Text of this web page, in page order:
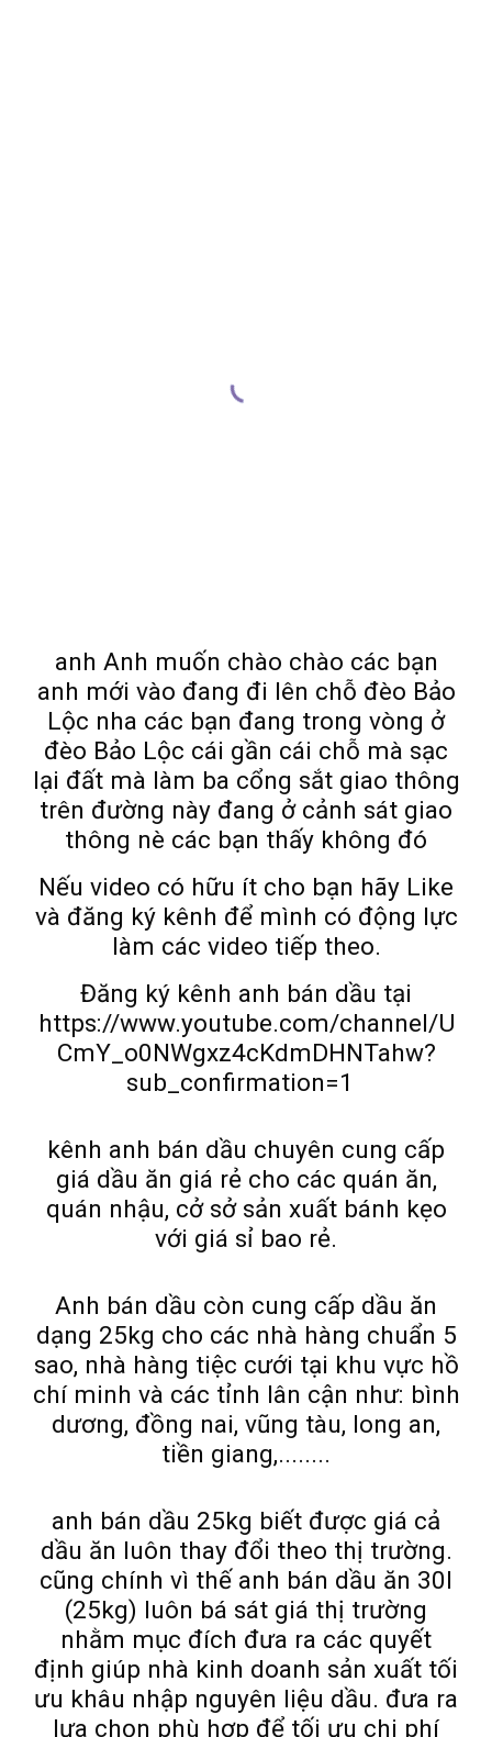
anh Anh muốn chào chào các bạn
anh mới vào đang đi lên chỗ đèo Bảo
Lộc nha các bạn đang trong vòng ở
đèo Bảo Lộc cái gần cái chỗ mà sạc
lại đất mà làm ba cổng sắt giao thông
trên đường này đang ở cảnh sát giao
thông nè các bạn thấy không đó
Nếu video có hữu ít cho bạn hãy Like
và đăng ký kênh để mình có động lực
làm các video tiếp theo.
Đăng ký kênh anh bán dầu tại
https://www.youtube.com/channel/U
CmY_o0NWgxz4cKdmDHNTahw?
sub_confirmation=1
kênh anh bán dầu chuyên cung cấp
giá dầu ăn giá rẻ cho các quán ăn,
quán nhậu, cở sở sản xuất bánh kẹo
với giá sỉ bao rẻ.
Anh bán dầu còn cung cấp dầu ăn
dạng 25kg cho các nhà hàng chuẩn 5
sao, nhà hàng tiệc cưới tại khu vực hồ
chí minh và các tỉnh lân cận như: bình
dương, đồng nai, vũng tàu, long an,
tiền giang,........
anh bán dầu 25kg biết được giá cả
dầu ăn luôn thay đổi theo thị trường.
cũng chính vì thế anh bán dầu ăn 30l
(25kg) luôn bá sát giá thị trường
nhằm mục đích đưa ra các quyết
định giúp nhà kinh doanh sản xuất tối
ưu khâu nhập nguyên liệu dầu. đưa ra
lựa chọn phù hợp để tối ưu chi phí